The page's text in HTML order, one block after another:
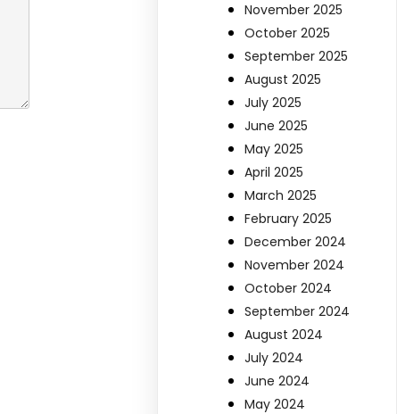
November 2025
October 2025
September 2025
August 2025
July 2025
June 2025
May 2025
April 2025
March 2025
February 2025
December 2024
November 2024
October 2024
September 2024
August 2024
July 2024
June 2024
May 2024